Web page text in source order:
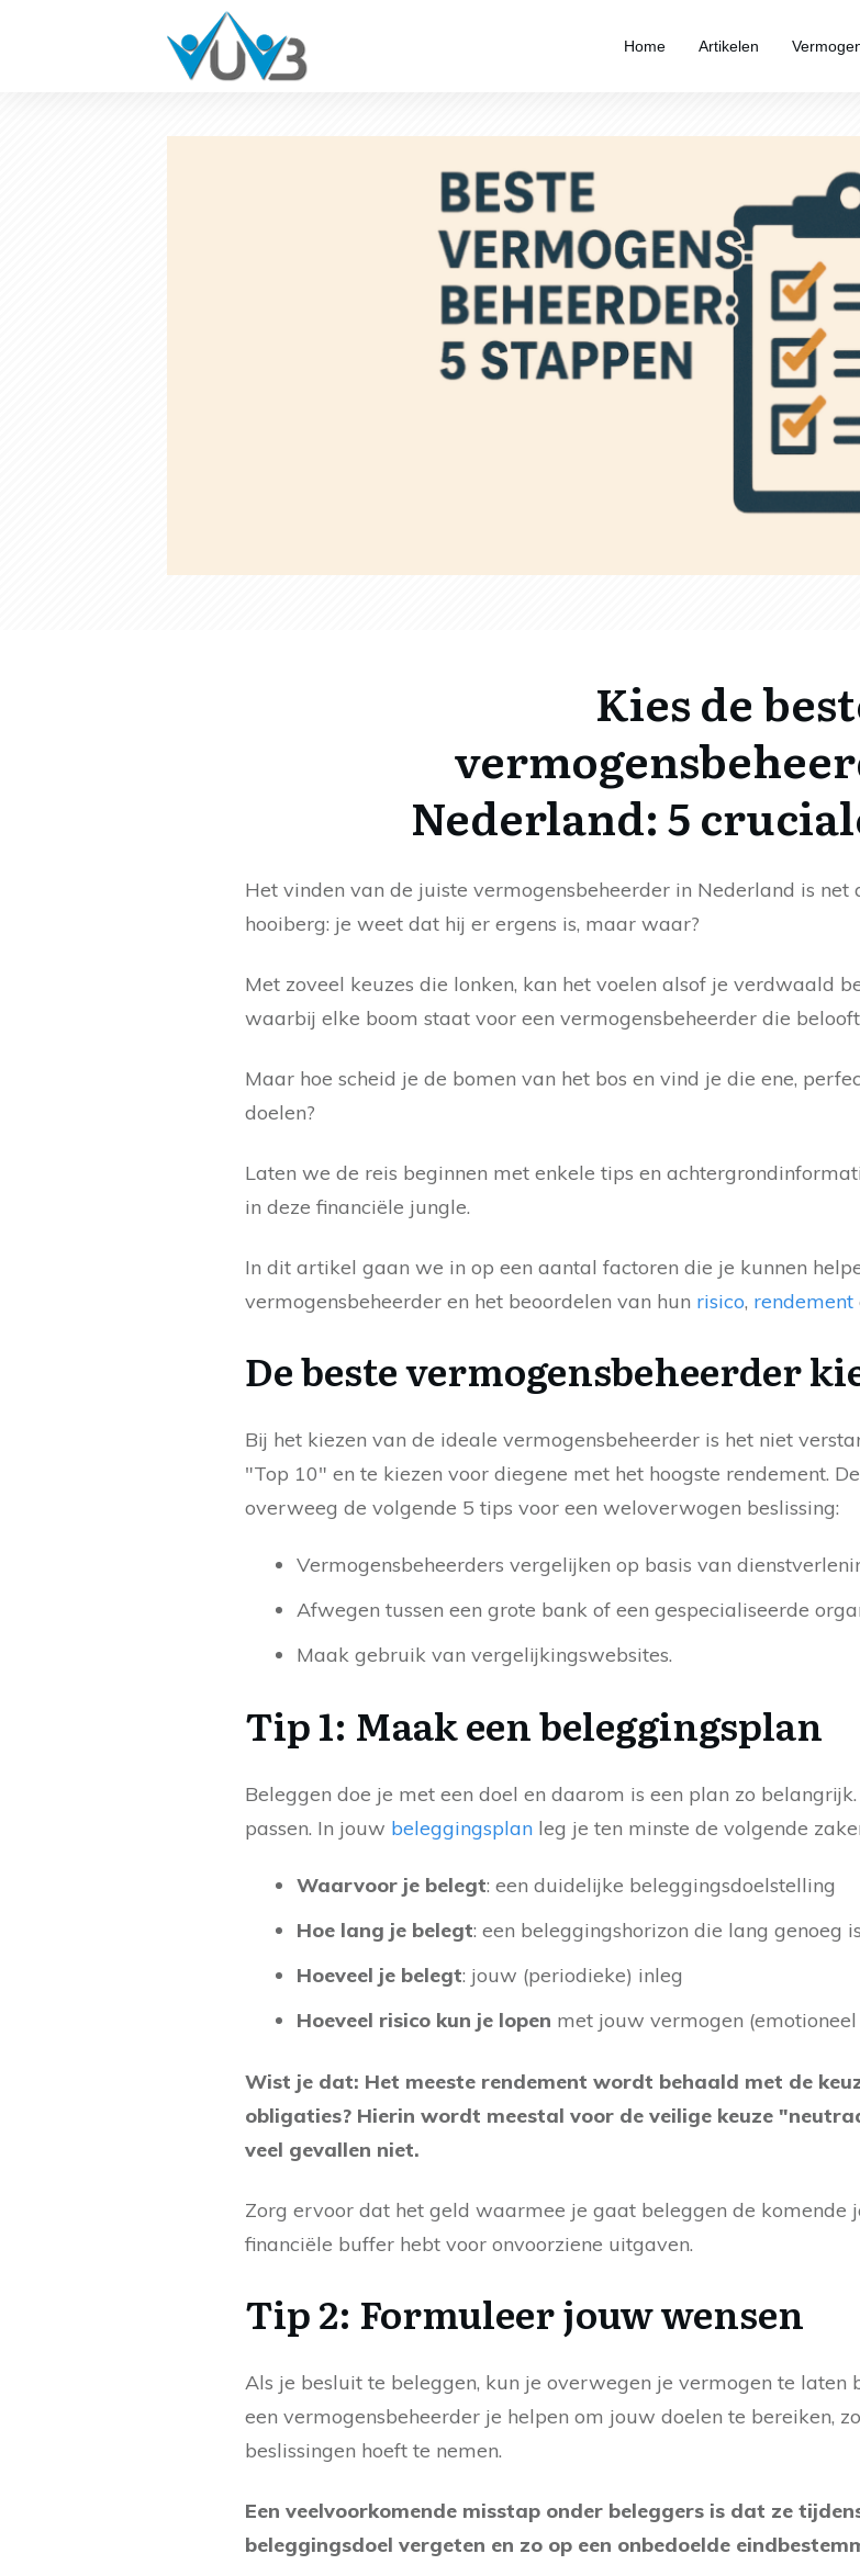
Home Artikelen
Kies de
Nederland: 5
Het vinden van de juiste vermogensbeheerder in Nederland is net
hooiberg: je weet dat hij er ergens is, maar waar?
Met zoveel keuzes die lonken, kan het voelen alsof je verdwaald
waarbij elke boom staat voor een vermogensbeheerder die
Maar hoe scheid je de bomen van het bos en vind je die ene,
doelen?
Laten we de reis beginnen met enkele tips en
in deze financiële jungle.
In dit artikel gaan we in op een aantal factoren die je kunnen
vermogensbeheerder en het beoordelen van hun risico, rendement
De beste vermogensbeheerder
Bij het kiezen van de ideale vermogensbeheerder is het niet
"Top 10" en te kiezen voor diegene met het hoogste rendement.
overweeg de volgende 5 tips voor een weloverwogen beslissing:
Vermogensbeheerders vergelijken op basis van
Afwegen tussen een grote bank of een gespecialiseerde
Maak gebruik van vergelijkingswebsites.
Tip 1: Maak een beleggingsplan
Beleggen doe je met een doel en daarom is een plan zo
passen. In jouw beleggingsplan leg je ten minste de volgende
Waarvoor je belegt: een duidelijke beleggingsdoelstelling
Hoe lang je belegt: een beleggingshorizon die lang genoeg is
Hoeveel je belegt: jouw (periodieke) inleg
Hoeveel risico kun je lopen met jouw vermogen
Wist je dat: Het meeste rendement wordt behaald met de
obligaties? Hierin wordt meestal voor de veilige keuze
veel gevallen niet.
Zorg ervoor dat het geld waarmee je gaat beleggen de komende
financiële buffer hebt voor onvoorziene uitgaven.
Tip 2: Formuleer jouw wensen
Als je besluit te beleggen, kun je overwegen je vermogen te laten
een vermogensbeheerder je helpen om jouw doelen te bereiken,
beslissingen hoeft te nemen.
Een veelvoorkomende misstap onder beleggers is dat ze
beleggingsdoel vergeten en zo op een onbedoelde